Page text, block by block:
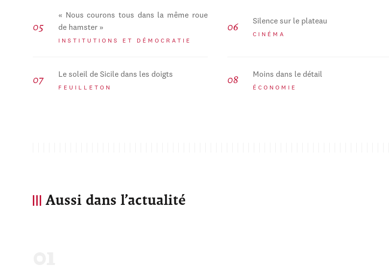
« Nous courons tous dans la même roue
de hamster »
INSTITUTIONS ET DÉMOCRATIE
Silence sur le plateau
CINÉMA
Le soleil de Sicile dans les doigts
FEUILLETON
Moins dans le détail
ÉCONOMIE
Aussi dans l’actualité